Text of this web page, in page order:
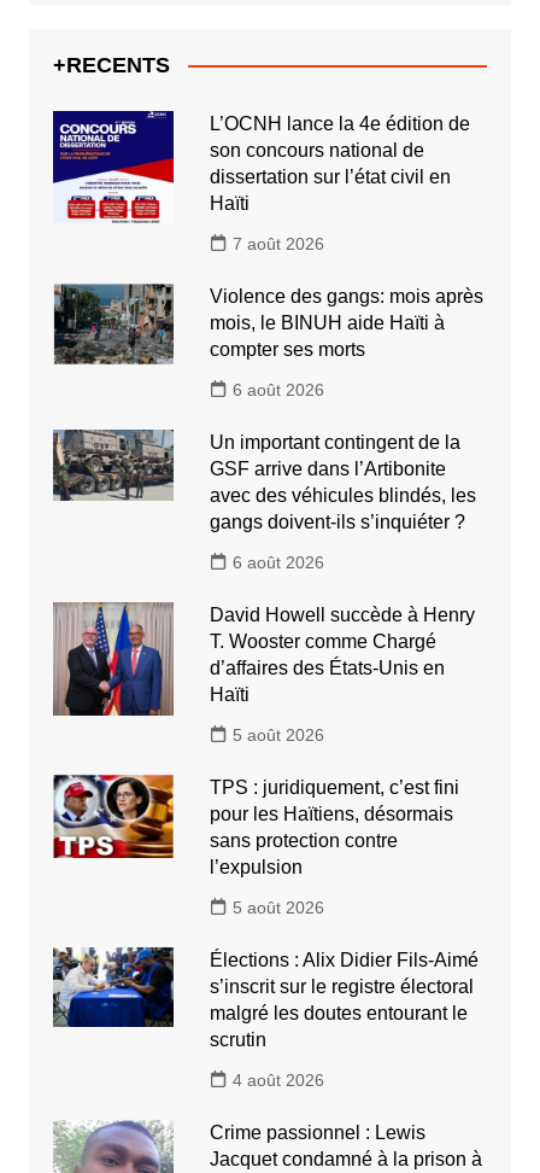
+RECENTS
L’OCNH lance la 4e édition de
son concours national de
dissertation sur l’état civil en
Haïti
7 août 2026
Violence des gangs: mois après
mois, le BINUH aide Haïti à
compter ses morts
6 août 2026
Un important contingent de la
GSF arrive dans l’Artibonite
avec des véhicules blindés, les
gangs doivent-ils s’inquiéter ?
6 août 2026
David Howell succède à Henry
T. Wooster comme Chargé
d’affaires des États-Unis en
Haïti
5 août 2026
TPS : juridiquement, c’est fini
pour les Haïtiens, désormais
sans protection contre
l’expulsion
5 août 2026
Élections : Alix Didier Fils-Aimé
s’inscrit sur le registre électoral
malgré les doutes entourant le
scrutin
4 août 2026
Crime passionnel : Lewis
Jacquet condamné à la prison à